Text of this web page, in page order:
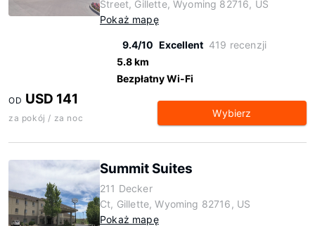
Street, Gillette, Wyoming 82716, US
Pokaż mapę
9.4/10 Excellent 419 recenzji
5.8 km
Bezpłatny Wi-Fi
OD USD 141
za pokój / za noc Wybierz
Summit Suites
211 Decker
Ct, Gillette, Wyoming 82716, US
Pokaż mapę